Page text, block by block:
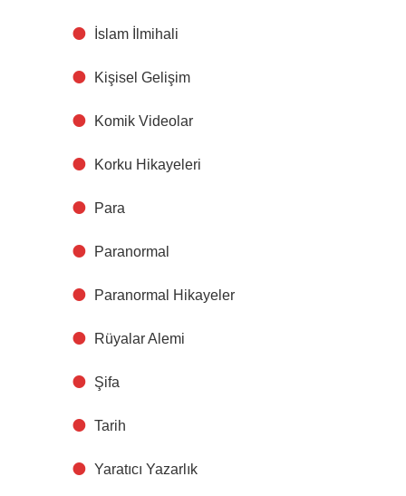
İslam İlmihali
Kişisel Gelişim
Komik Videolar
Korku Hikayeleri
Para
Paranormal
Paranormal Hikayeler
Rüyalar Alemi
Şifa
Tarih
Yaratıcı Yazarlık